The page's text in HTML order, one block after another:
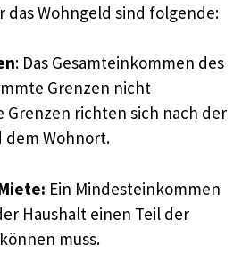
das Wohngeld sind folgende:
: Das Gesamteinkommen des
Grenzen nicht
Grenzen richten sich nach der
dem Wohnort.
Ein Mindesteinkommen
Haushalt einen Teil der
muss.